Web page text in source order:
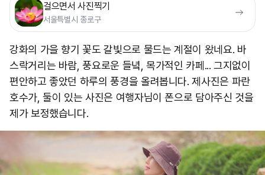
걸으면서 사진찍기
서울특별시 종로구
강화의 가을 향기 꽃도 갈빛으로 물드는 계절이 왔네요. 바
스락거리는 바람, 풍요로운 들녘, 목가적인 카페... 그지없이
편안하고 좋았던 하루의 풍경을 올려봅니다. 제사진은 파란
호수가, 둘이 있는 사진은 여행자님이 폰으로 담아주신 것을
제가 보정했습니다.